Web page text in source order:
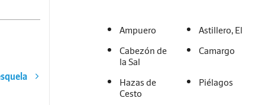
Ampuero
Astillero, El
Cabezón de
la Sal
Camargo
Hazas de
Cesto
Piélagos